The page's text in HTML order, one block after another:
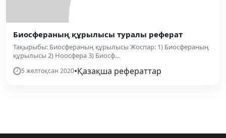
Биосфераның құрылысы туралы реферат
Тақырыбы: Биосфераның құрылысы Жоспар: 1) Биосфераның
құрылысы 2) Ноосфера 3) Биосф...
5 желтоқсан 2020•Қазақша рефераттар